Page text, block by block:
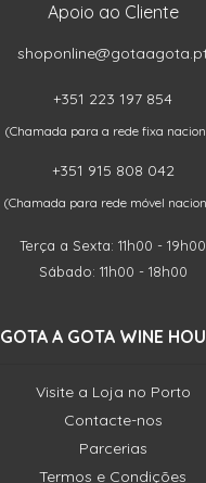
Apoio ao Cliente
+351 223 197 854
(Chamada para a rede fixa
+351 915 808 042
(Chamada para rede móvel
Terça a Sexta: 11h00 - 19h00
Sábado: 11h00 - 18h00
GOTA A GOTA WINE
Visite a Loja no Porto
Contacte-nos
Parcerias
Termos e Condições